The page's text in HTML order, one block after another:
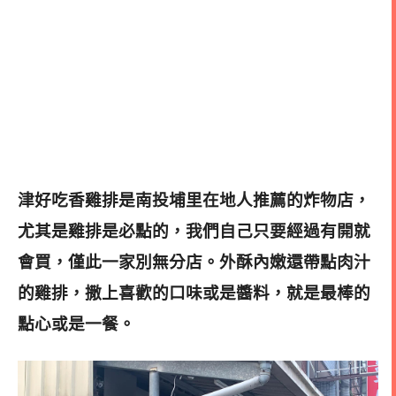
津好吃香雞排是南投埔里在地人推薦的炸物店，
尤其是雞排是必點的，我們自己只要經過有開就
會買，僅此一家別無分店。 外酥內嫩還帶點肉汁
的雞排，撒上喜歡的口味或是醬料，就是最棒的
點心或是一餐。